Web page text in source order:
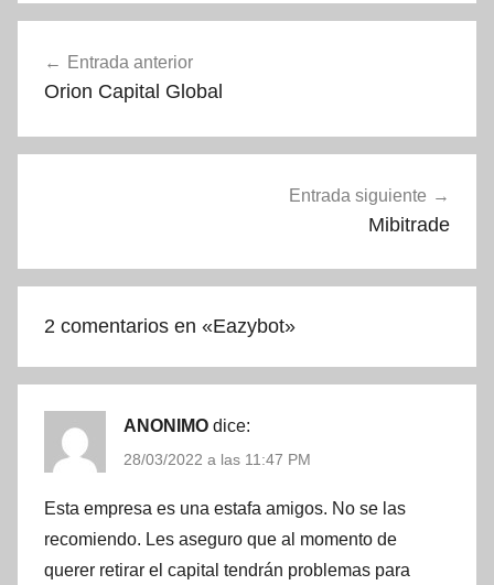
de
Entrada anterior
Orion Capital Global
Entrada siguiente
Mibitrade
2 comentarios en «Eazybot»
ANONIMO dice:
28/03/2022 a las 11:47 PM
Esta empresa es una estafa amigos. No se las
recomiendo. Les aseguro que al momento de
querer retirar el capital tendrán problemas para